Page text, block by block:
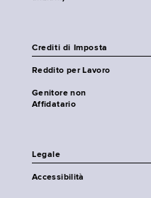
Crediti di Imposta
Reddito per Lavoro
Genitore non
Affidatario
Legale
Accessibilità